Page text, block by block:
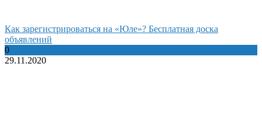
Как зарегистрироваться на «Юле»? Бесплатная доска
объявлений
0
29.11.2020